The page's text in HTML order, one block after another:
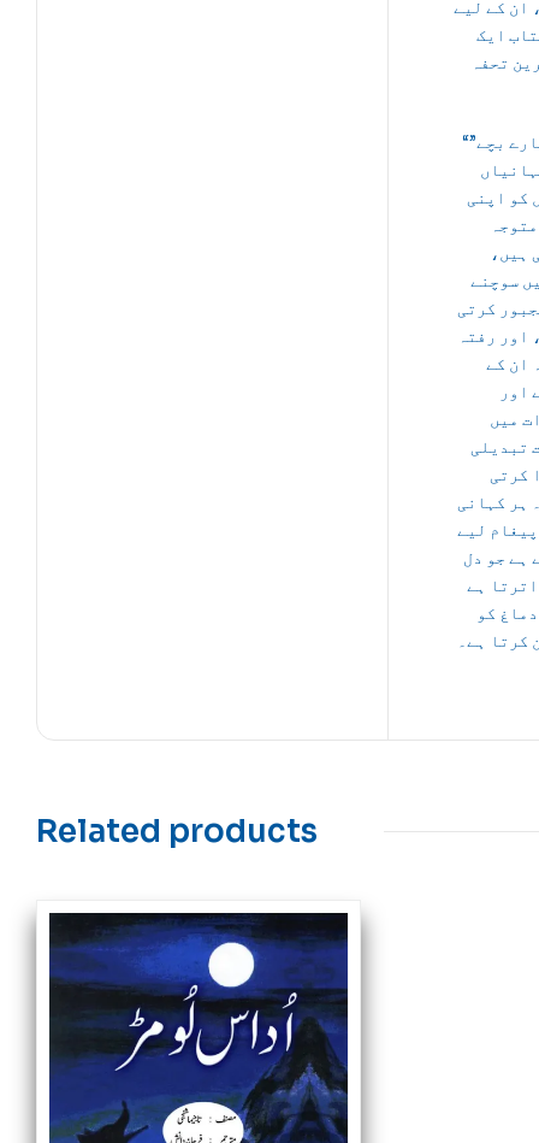
ان کے لیے
ایک
تحفہ
“بے چارے بچے”
کو اپنی
ہیں،
سوچنے
کرتی
اور رفتہ
ان کے
اور
میں
تبدیلی
کرتی
ہر کہانی
لیے
ہے جو دل
ہے
کو
کرتا ہے۔
Related products